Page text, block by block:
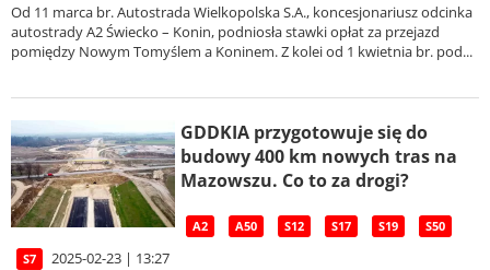
Od 11 marca br. Autostrada Wielkopolska S.A., koncesjonariusz odcinka
autostrady A2 Świecko – Konin, podniosła stawki opłat za przejazd
pomiędzy Nowym Tomyślem a Koninem. Z kolei od 1 kwietnia br. pod...
GDDKIA przygotowuje się do
budowy 400 km nowych tras na
Mazowszu. Co to za drogi?
A2 A50 S12 S17 S19 S50
S7 2025-02-23 | 13:27